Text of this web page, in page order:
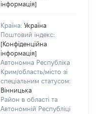
інформація]
Країна: Україна
Поштовий індекс:
[Конфіденційна
інформація]
Автономна Республіка
Крим/область/місто зі
спеціальним статусом:
Вінницька
Район в області та
Автономній Республіці